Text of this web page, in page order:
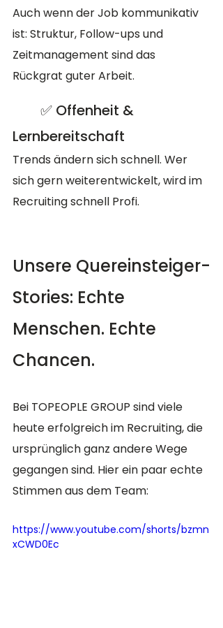
Auch wenn der Job kommunikativ
ist: Struktur, Follow-ups und
Zeitmanagement sind das
Rückgrat guter Arbeit.
Lernbereitschaft
Trends ändern sich schnell. Wer
sich gern weiterentwickelt, wird im
Recruiting schnell Profi.
Unsere Quereinsteiger-
Stories: Echte
Menschen. Echte
Chancen.
Bei TOPEOPLE GROUP sind viele
heute erfolgreich im Recruiting, die
ursprünglich ganz andere Wege
gegangen sind. Hier ein paar echte
Stimmen aus dem Team:
https://www.youtube.com/shorts/bzmn
xCWD0Ec